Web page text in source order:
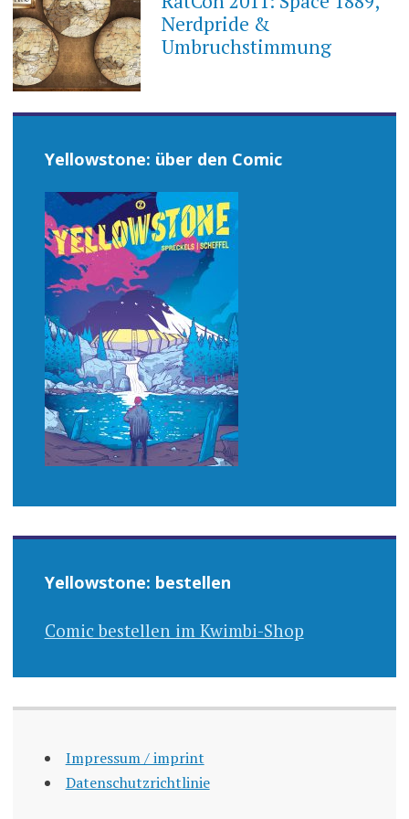
Nerdpride &
Umbruchstimmung
Yellowstone: über den Comic
Yellowstone: bestellen
Comic bestellen im Kwimbi-Shop
Impressum / imprint
Datenschutzrichtlinie